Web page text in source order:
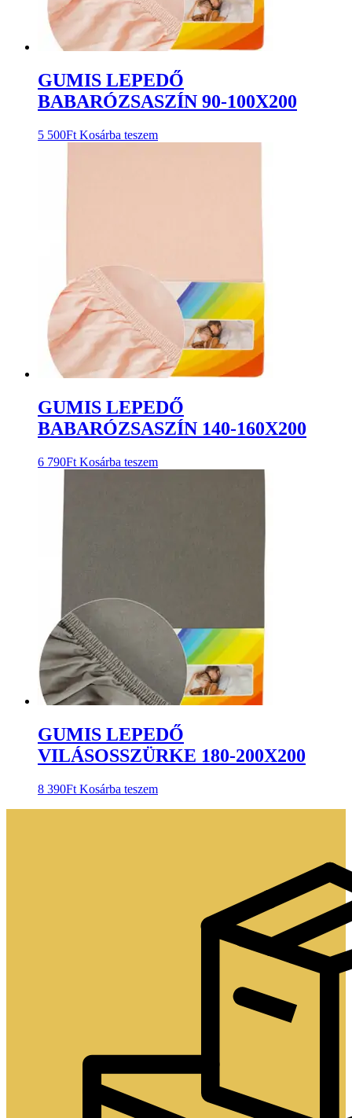
GUMIS LEPEDŐ
BABARÓZSASZÍN 90-100X200
5 500Ft Kosárba teszem
GUMIS LEPEDŐ
BABARÓZSASZÍN 140-160X200
6 790Ft Kosárba teszem
GUMIS LEPEDŐ
VILÁSOSSZÜRKE 180-200X200
8 390Ft Kosárba teszem